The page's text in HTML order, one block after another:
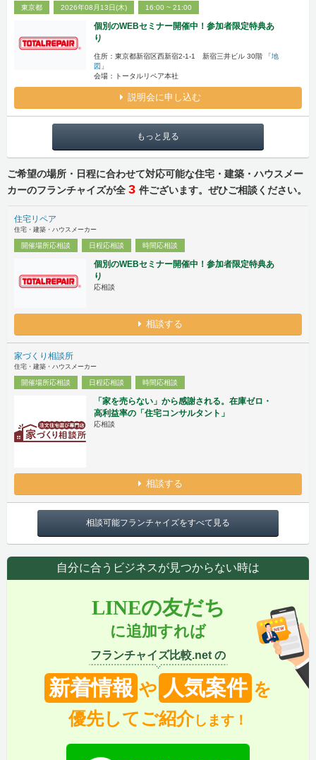
東京都 2026年08月13日(木) 16:00 ~ 21:00
個別のWEBセミナー開催中！参加者限定特典あ
り
住所：東京都新宿区西新宿2-1-1 新宿三井ビル 30階 「地
図 」
会場：トータルリペア本社
説明会に申し込む
もっと見る
ご希望の場所・日程に合わせて対応可能な住宅・建築・ハウスメー
カーのフランチャイズが全 3 件ございます。ぜひご相談ください。
住宅リペア
住宅・建築・ハウスメーカー
開催場所応相談 日程応相談 時間応相談
個別のWEBセミナー開催中！参加者限定特典あ
り
応相談
相談する
家づくり相談所
住宅・建築・ハウスメーカー
開催場所応相談 日程応相談 時間応相談
「家を売らない」から感謝される。在庫ゼロ・
高利益率の「住宅コンサルタント」
応相談
相談する
相談可能フランチャイズをすべて見る
自分に合うビジネスが見つからない時は
LINEの友だち
に追加すれば
フランチャイズ比較.net の
新着情報 や 人気案件 を
優先してご紹介します！